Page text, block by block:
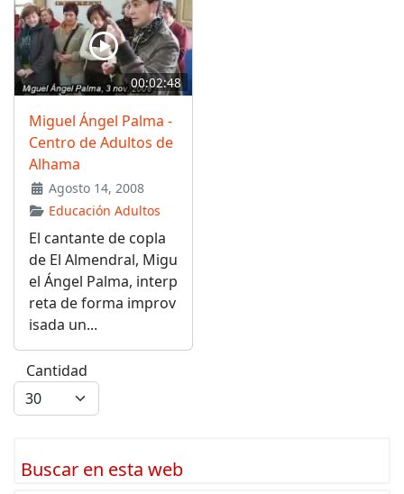
00:02:48
Miguel Ángel Palma -
Centro de Adultos de
Alhama
Agosto 14, 2008
Educación Adultos
El cantante de copla
de El Almendral, Migu
el Ángel Palma, interp
reta de forma improv
isada un...
Cantidad
Buscar en esta web